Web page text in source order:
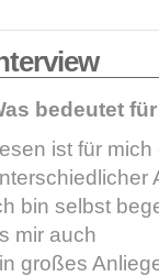
bedeutet
ist für
bin selbst
mir auch
großes